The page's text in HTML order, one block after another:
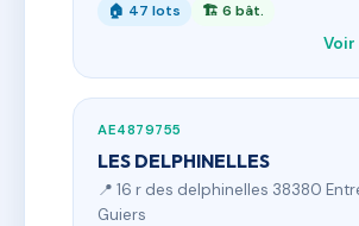
🏠 47 lots 🏗 6 bât.
Voir
AE4879755
LES DELPHINELLES
📍 16 r des delphinelles 38380
Guiers